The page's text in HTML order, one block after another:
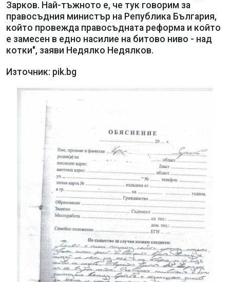
Зарков. Най-тъжното е, че тук говорим за
правосъдния министър на Република България,
който провежда правосъдната реформа и който
е замесен в едно насилие на битово ниво - над
котки", заяви Недялко Недялков.
Източник: pik.bg